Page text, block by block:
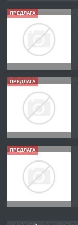
ПРЕДЛАГА
ПРЕДЛАГА
ПРЕДЛАГА